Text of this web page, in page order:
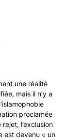
une réalité
mais il n’y a
proclamée
l’exclusion
est devenu « un